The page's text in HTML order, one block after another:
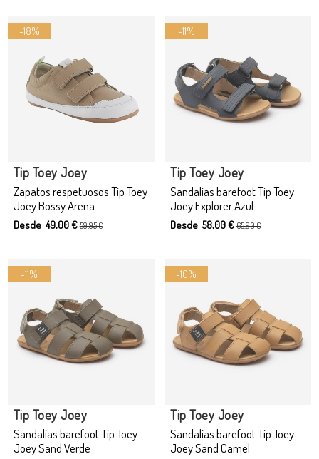
-18%
Zapatos respetuosos Tip Toey
Joey Bossy Arena
Tip Toey Joey
Desde 49,00 €59,95 €
-11%
Sandalias barefoot Tip Toey
Joey Explorer Azul
Tip Toey Joey
Desde 58,00 € 65,90 €
-11%
Sandalias barefoot Tip Toey
Joey Sand Verde
Tip Toey Joey
-10%
Sandalias barefoot Tip Toey
Joey Sand Camel
Tip Toey Joey